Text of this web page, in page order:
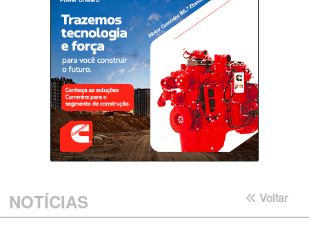
NOTÍCIAS Voltar